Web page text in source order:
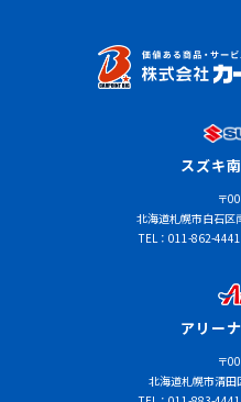
スズキ
〒
北海道札幌市白石区
TEL：011-862-4441
アリー
〒
北海道札幌市清